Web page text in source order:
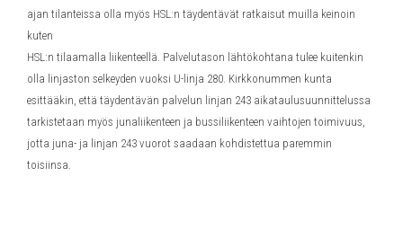
ajan tilanteissa olla myös HSL:n täydentävät ratkaisut muilla keinoin
kuten
HSL:n tilaamalla liikenteellä. Palvelutason lähtökohtana tulee kuitenkin
olla linjaston selkeyden vuoksi U-linja 280. Kirkkonummen kunta
esittääkin, että täydentävän palvelun linjan 243 aikataulusuunnittelussa
tarkistetaan myös junaliikenteen ja bussiliikenteen vaihtojen toimivuus,
jotta juna- ja linjan 243 vuorot saadaan kohdistettua paremmin
toisiinsa.